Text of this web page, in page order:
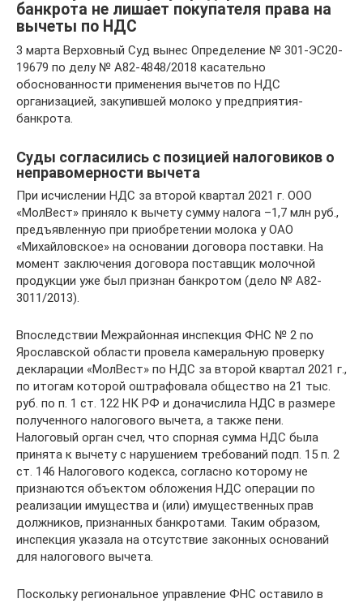
банкрота не лишает покупателя права на
вычеты по НДС
3 марта Верховный Суд вынес Определение № 301-ЭС20-
19679 по делу № А82-4848/2018 касательно
обоснованности применения вычетов по НДС
организацией, закупившей молоко у предприятия-
банкрота.
Суды согласились с позицией налоговиков о
неправомерности вычета
При исчислении НДС за второй квартал 2021 г. ООО
«МолВест» приняло к вычету сумму налога –1,7 млн руб.,
предъявленную при приобретении молока у ОАО
«Михайловское» на основании договора поставки. На
момент заключения договора поставщик молочной
продукции уже был признан банкротом (дело № А82-
3011/2013).
Впоследствии Межрайонная инспекция ФНС № 2 по
Ярославской области провела камеральную проверку
декларации «МолВест» по НДС за второй квартал 2021 г.,
по итогам которой оштрафовала общество на 21 тыс.
руб. по п. 1 ст. 122 НК РФ и доначислила НДС в размере
полученного налогового вычета, а также пени.
Налоговый орган счел, что спорная сумма НДС была
принята к вычету с нарушением требований подп. 15 п. 2
ст. 146 Налогового кодекса, согласно которому не
признаются объектом обложения НДС операции по
реализации имущества и (или) имущественных прав
должников, признанных банкротами. Таким образом,
инспекция указала на отсутствие законных оснований
для налогового вычета.
Поскольку региональное управление ФНС оставило в